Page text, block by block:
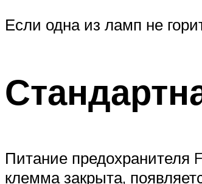
Если одна из ламп не
Питание предохранителя
клемма закрыта,